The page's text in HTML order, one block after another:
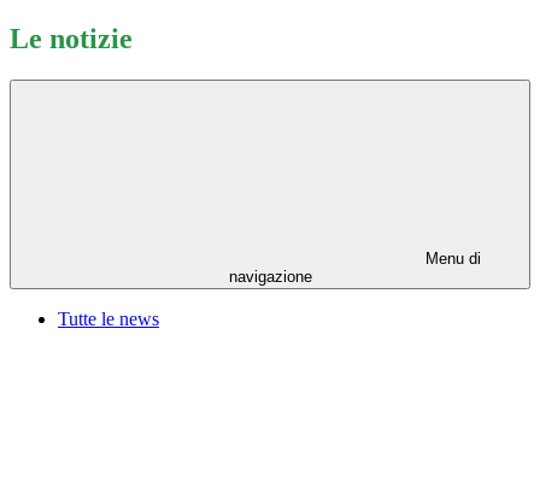
Le notizie
Menu di
navigazione
Tutte le news